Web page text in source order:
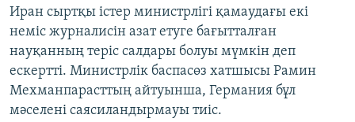
Navigation
Skip
to
Search
АДАМ ҚҰҚЫҚТАРЫ
ӘЛЕУМЕТ
ӘЛЕМ
АРНАЙЫ ЖОБАЛАР
Иран сыртқы істер министрлігі қамаудағы екі
неміс журналисін азат етуге бағытталған
науқанның теріс салдары болуы мүмкін деп
ескертті. Министрлік баспасөз хатшысы Рамин
Мехманпарасттың айтуынша, Германия бұл
мәселені саясиландырмауы тиіс.